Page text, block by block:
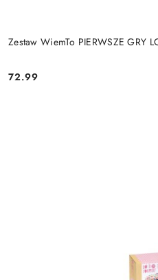
Zestaw WiemTo PIERWSZE GRY
Cena:
72.99